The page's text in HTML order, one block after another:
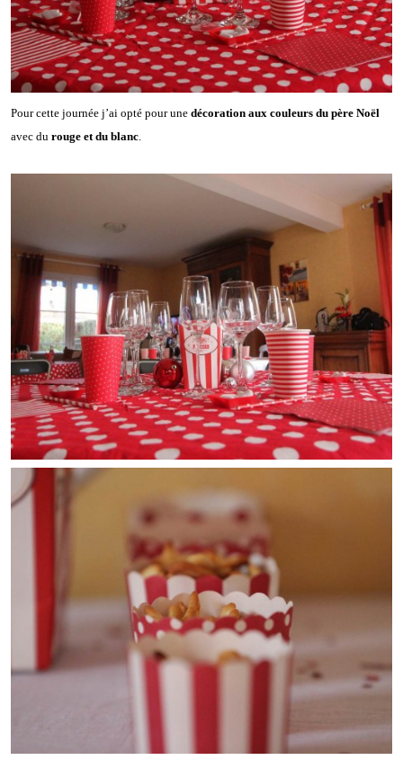
Pour cette journée j’ai opté pour une décoration aux couleurs du père Noël
avec du rouge et du blanc.